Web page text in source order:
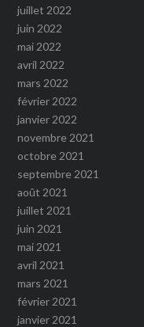
juillet 2022
juin 2022
mai 2022
avril 2022
mars 2022
février 2022
janvier 2022
novembre 2021
octobre 2021
septembre 2021
août 2021
juillet 2021
juin 2021
mai 2021
avril 2021
mars 2021
février 2021
janvier 2021